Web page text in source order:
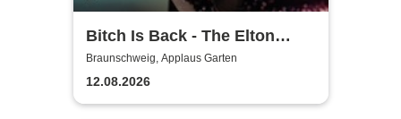
Bitch Is Back - The Elton
John Show
Braunschweig, Applaus Garten
12.08.2026